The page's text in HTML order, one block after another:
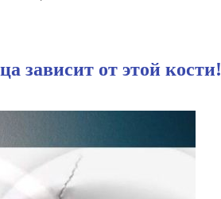
зависит от этой кости!